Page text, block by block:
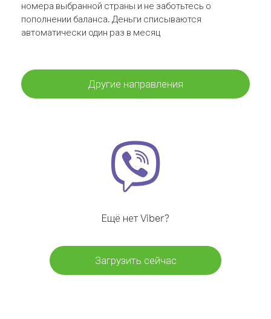
номера выбранной страны и не заботьтесь о
пополнении баланса. Деньги списываются
автоматически один раз в месяц
Другие направления
Ещё нет Viber?
Загрузить сейчас